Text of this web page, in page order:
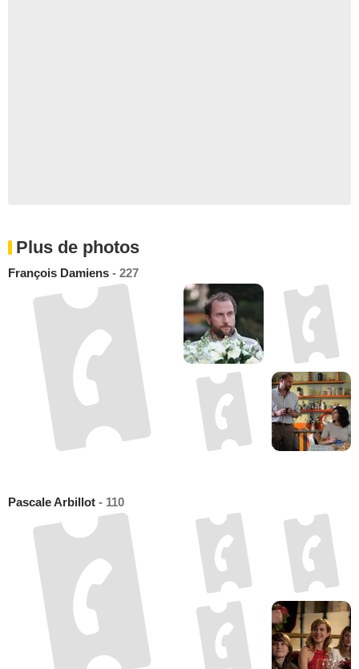
Plus de photos
François Damiens - 227
Pascale Arbillot - 110